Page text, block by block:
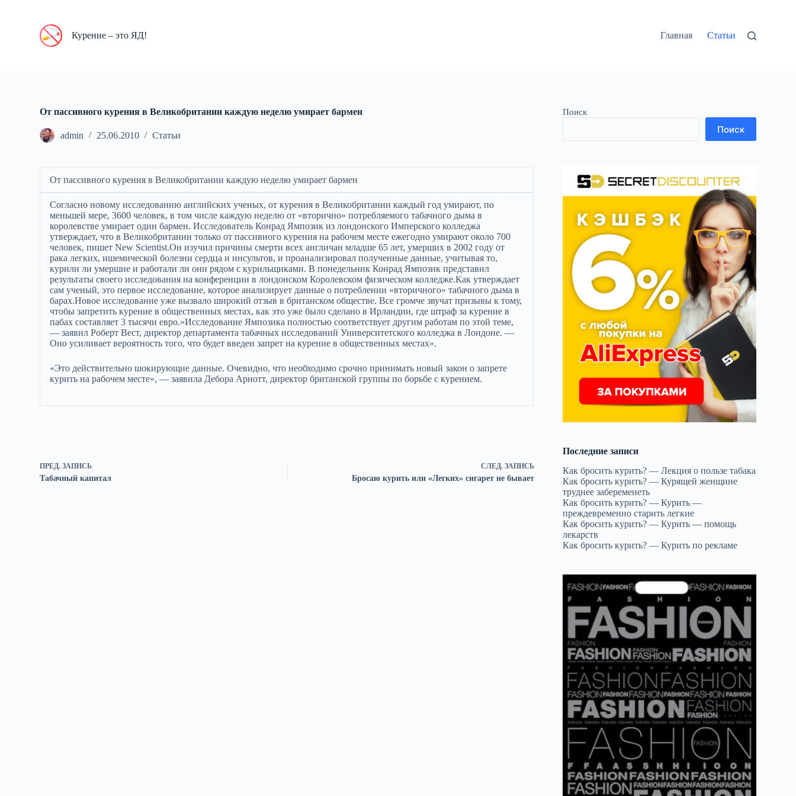
Курение – это ЯД! Главная Статьи
От пассивного курения в Великобритании каждую неделю умирает бармен
admin 25.06.2010 Статьи
От пассивного курения в Великобритании каждую неделю умирает бармен
Согласно новому исследованию английских ученых, от курения в Великобритании каждый год умирают, по
меньшей мере, 3600 человек, в том числе каждую неделю от «вторично» потребляемого табачного дыма в
королевстве умирает один бармен. Исследователь Конрад Ямпозик из лондонского Имперского колледжа
утверждает, что в Великобритании только от пассивного курения на рабочем месте ежегодно умирают около 700
человек, пишет New Scientist.Он изучил причины смерти всех англичан младше 65 лет, умерших в 2002 году от
рака легких, ишемической болезни сердца и инсультов, и проанализировал полученные данные, учитывая то,
курили ли умершие и работали ли они рядом с курильщиками. В понедельник Конрад Ямпозик представил
результаты своего исследования на конференции в лондонском Королевском физическом колледже.Как утверждает
сам ученый, это первое исследование, которое анализирует данные о потреблении «вторичного» табачного дыма в
барах.Новое исследование уже вызвало широкий отзыв в британском обществе. Все громче звучат призывы к тому,
чтобы запретить курение в общественных местах, как это уже было сделано в Ирландии, где штраф за курение в
пабах составляет 3 тысячи евро.»Исследование Ямпозика полностью соответствует другим работам по этой теме,
— заявил Роберт Вест, директор департамента табачных исследований Университетского колледжа в Лондоне. —
Оно усиливает вероятность того, что будет введен запрет на курение в общественных местах».
«Это действительно шокирующие данные. Очевидно, что необходимо срочно принимать новый закон о запрете
курить на рабочем месте», — заявила Дебора Арнотт, директор британской группы по борьбе с курением.
ПРЕД.ЗАПИСЬ
Табачный капитал
СЛЕД. ЗАПИСЬ
Бросаю курить или «Легких» сигарет не бывает
Поиск
Поиск
Последние записи
Как бросить курить? — Лекция о пользе табака
Как бросить курить? — Курящей женщине
труднее забеременеть
Как бросить курить? — Курить —
преждевременно старить легкие
Как бросить курить? — Курить — помощь
лекарств
Как бросить курить? — Курить по рекламе